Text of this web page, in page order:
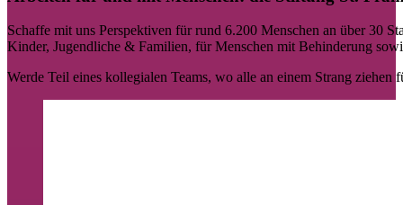
Schaffe mit uns Perspektiven für rund 6.200 Menschen an über 30
Kinder, Jugendliche & Familien, für Menschen mit Behinderung
Werde Teil eines kollegialen Teams, wo alle an einem Strang